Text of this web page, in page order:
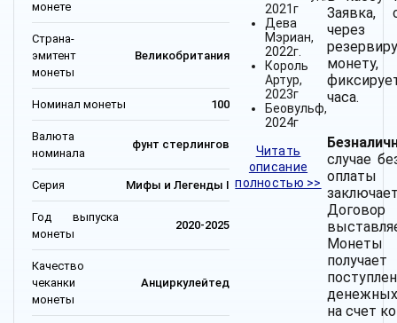
монете
Страна-
эмитент
монеты
Великобритания
Номинал монеты 100
Валюта
номинала
фунт стерлингов
Серия Мифы и Легенды I
Год выпуска
монеты
2020-2025
Качество
чеканки
монеты
Анциркулейтед
2021г
Дева
Мэриан,
2022г.
Король
Артур,
2023г
Беовульф,
2024г
Читать
описание
полностью >>
Заявка,
часа.
случае
оплаты
Монеты
на счет